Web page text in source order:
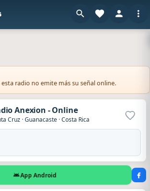
radio no emite más su señal online.
Anexion - Online
Cruz ·Guanacaste ·Costa Rica
App Android